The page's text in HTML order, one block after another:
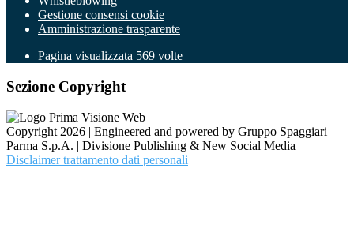
Gestione consensi cookie
Amministrazione trasparente
Pagina visualizzata 569 volte
Sezione Copyright
Copyright 2026 | Engineered and powered by Gruppo Spaggiari
Parma S.p.A. | Divisione Publishing & New Social Media
Disclaimer trattamento dati personali